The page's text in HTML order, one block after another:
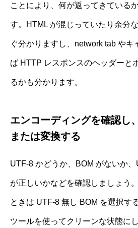
ことにより、何が返ってきている
す。HTML が混じっていたり余分
ぐ分かりますし、network tab やキ
ば HTTP レスポンスのヘッダーと
るかも分かります。
エンコーディングを確認し
または変換する
UTF-8 かどうか、BOM がないか
が正しいかなどを確認しましょう
ときは UTF-8 無し BOM を選択す
ツールを使ってクリーンな状態に